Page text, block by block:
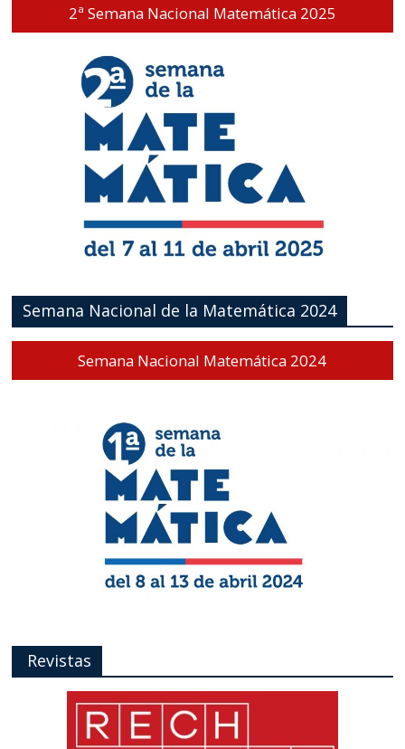
2ª Semana Nacional Matemática 2025
Semana Nacional de la Matemática 2024
Semana Nacional Matemática 2024
Revistas